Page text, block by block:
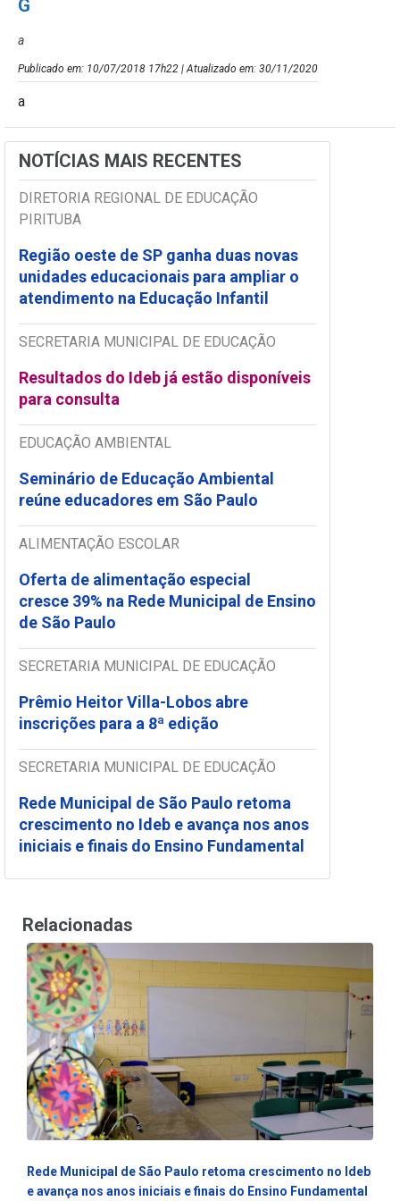
G
a
Publicado em: 10/07/2018 17h22 | Atualizado em: 30/11/2020
a
NOTÍCIAS MAIS RECENTES
DIRETORIA REGIONAL DE EDUCAÇÃO
PIRITUBA
Região oeste de SP ganha duas novas
unidades educacionais para ampliar o
atendimento na Educação Infantil
SECRETARIA MUNICIPAL DE EDUCAÇÃO
Resultados do Ideb já estão disponíveis
para consulta
EDUCAÇÃO AMBIENTAL
Seminário de Educação Ambiental
reúne educadores em São Paulo
ALIMENTAÇÃO ESCOLAR
Oferta de alimentação especial
cresce 39% na Rede Municipal de Ensino
de São Paulo
SECRETARIA MUNICIPAL DE EDUCAÇÃO
Prêmio Heitor Villa-Lobos abre
inscrições para a 8ª edição
SECRETARIA MUNICIPAL DE EDUCAÇÃO
Rede Municipal de São Paulo retoma
crescimento no Ideb e avança nos anos
iniciais e finais do Ensino Fundamental
Relacionadas
Rede Municipal de São Paulo retoma crescimento no Ideb
e avança nos anos iniciais e finais do Ensino Fundamental